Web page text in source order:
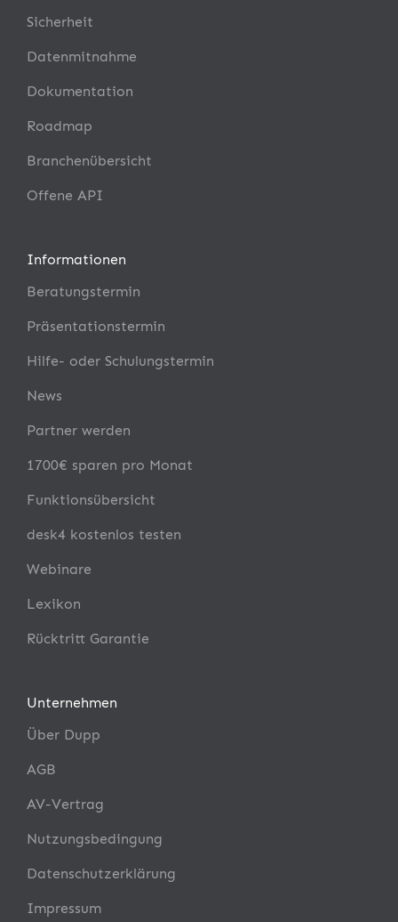
Sicherheit
Datenmitnahme
Dokumentation
Roadmap
Branchenübersicht
Offene API
Informationen
Beratungstermin
Präsentationstermin
Hilfe- oder Schulungstermin
News
Partner werden
1700€ sparen pro Monat
Funktionsübersicht
desk4 kostenlos testen
Webinare
Lexikon
Rücktritt Garantie
Unternehmen
Über Dupp
AGB
AV-Vertrag
Nutzungsbedingung
Datenschutzerklärung
Impressum